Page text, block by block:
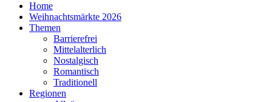
Home
Weihnachtsmärkte 2026
Themen
Barrierefrei
Mittelalterlich
Nostalgisch
Romantisch
Traditionell
Regionen